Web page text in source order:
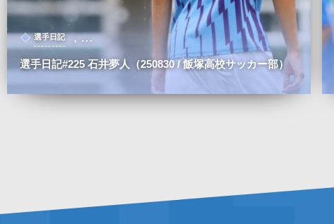
選手日記 , …
選手日記#225 石井夢人（250830 / 飯塚高校サッカー部）